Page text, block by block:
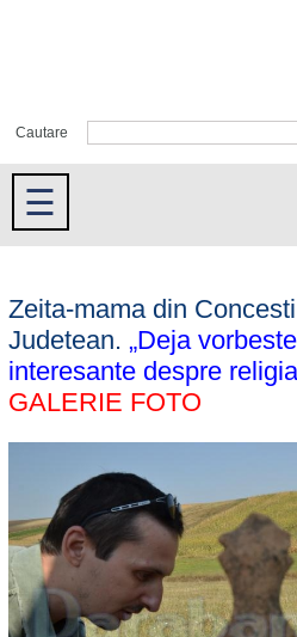
Cautare
☰
Zeita-mama din
Judetean. „Deja
interesante despre
GALERIE FOTO